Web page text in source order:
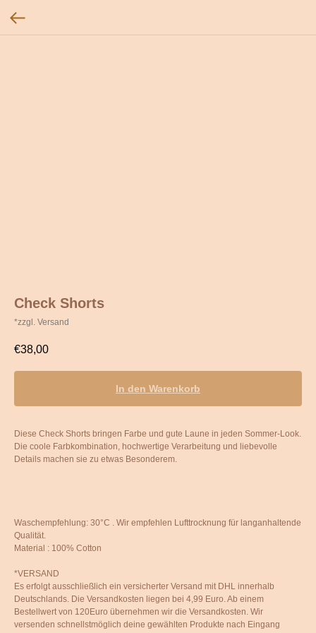
Check Shorts
*zzgl. Versand
€38,00
In den Warenkorb
Diese Check Shorts bringen Farbe und gute Laune in jeden Sommer-Look.
Die coole Farbkombination, hochwertige Verarbeitung und liebevolle
Details machen sie zu etwas Besonderem.
Waschempfehlung: 30°C . Wir empfehlen Lufttrocknung für langanhaltende
Qualität.
Material : 100% Cotton
*VERSAND
Es erfolgt ausschließlich ein versicherter Versand mit DHL innerhalb
Deutschlands. Die Versandkosten liegen bei 4,99 Euro. Ab einem
Bestellwert von 120Euro übernehmen wir die Versandkosten. Wir
versenden schnellstmöglich deine gewählten Produkte nach Eingang